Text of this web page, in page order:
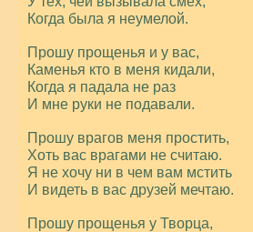
Когда была я неумелой.
Прошу прощенья и у вас,
Каменья кто в меня кидали,
Когда я падала не раз
И мне руки не подавали.
Прошу врагов меня простить,
Хоть вас врагами не считаю.
Я не хочу ни в чем вам мстить
И видеть в вас друзей мечтаю.
Прошу прощенья у Творца,